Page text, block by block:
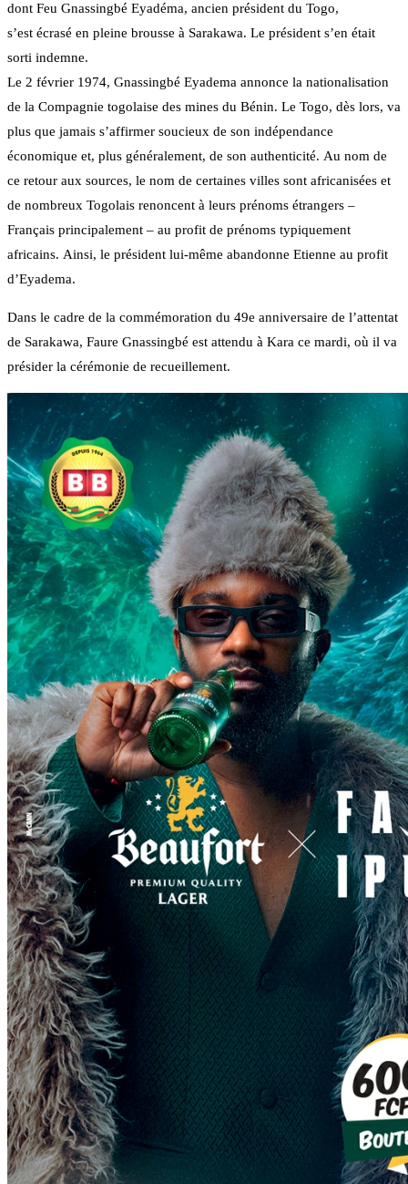
dont Feu Gnassingbé Eyadéma, ancien président du Togo,
s’est écrasé en pleine brousse à Sarakawa. Le président s’en était
sorti indemne.
Le 2 février 1974, Gnassingbé Eyadema annonce la nationalisation
de la Compagnie togolaise des mines du Bénin. Le Togo, dès lors, va
plus que jamais s’affirmer soucieux de son indépendance
économique et, plus généralement, de son authenticité. Au nom de
ce retour aux sources, le nom de certaines villes sont africanisées et
de nombreux Togolais renoncent à leurs prénoms étrangers –
Français principalement – au profit de prénoms typiquement
africains. Ainsi, le président lui-même abandonne Etienne au profit
d’Eyadema.
Dans le cadre de la commémoration du 49e anniversaire de l’attentat
de Sarakawa, Faure Gnassingbé est attendu à Kara ce mardi, où il va
présider la cérémonie de recueillement.